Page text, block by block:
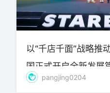
以“千店千面”战略推
国正式开启全新发展
pangjing0204